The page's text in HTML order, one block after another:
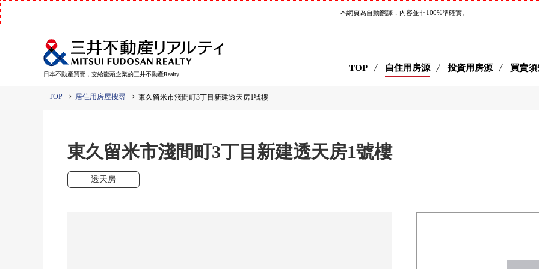
本網頁為自動翻譯，內容並非100%準確實。
日本不動產買賣，交給龍頭企業的三井不動產Realty
TOP 自住用房源 投資用房源 買賣須
TOP 居住用房屋搜尋 東久留米市淺間町3丁目新建透天房1號樓
東久留米市淺間町3丁目新建透天房1號樓
透天房